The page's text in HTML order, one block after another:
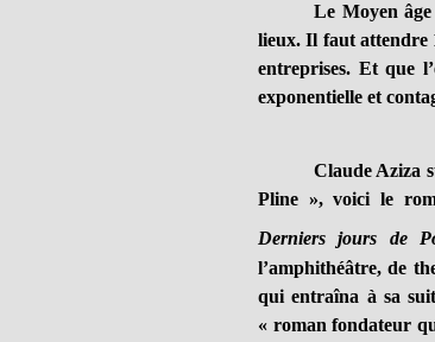
Le Moyen âge
lieux. Il faut attendre
entreprises. Et que
exponentielle et
Claude Aziza
Pline », voici le
Derniers jours de
l’amphithéâtre, de
qui entraîna à sa
« roman fondateur